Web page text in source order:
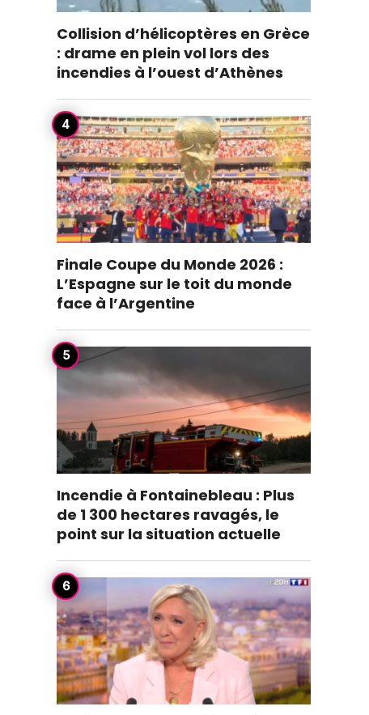
Collision d’hélicoptères en Grèce
: drame en plein vol lors des
incendies à l’ouest d’Athènes
Finale Coupe du Monde 2026 :
L’Espagne sur le toit du monde
face à l’Argentine
Incendie à Fontainebleau : Plus
de 1 300 hectares ravagés, le
point sur la situation actuelle